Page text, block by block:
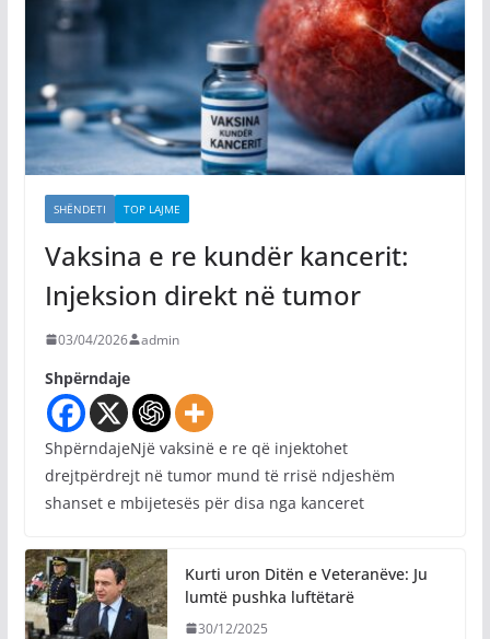
SHËNDETI TOP LAJME
Vaksina e re kundër kancerit:
Injeksion direkt në tumor
03/04/2026 admin
Shpërndaje
ShpërndajeNjë vaksinë e re që injektohet
drejtpërdrejt në tumor mund të rrisë ndjeshëm
shanset e mbijetesës për disa nga kanceret
Kurti uron Ditën e Veteranëve: Ju
lumtë pushka luftëtarë
30/12/2025